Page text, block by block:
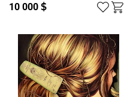
10 000 $